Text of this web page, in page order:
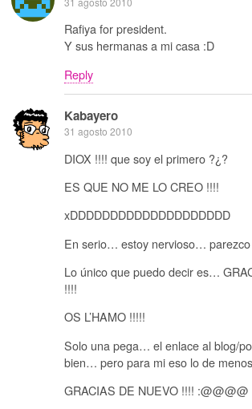
Rafiya for president.
Y sus hermanas a mi casa :D
Reply
Kabayero
31 agosto 2010
DIOX !!!! que soy el primero ?¿?
ES QUE NO ME LO CREO !!!!
xDDDDDDDDDDDDDDDDDDDD
En serio… estoy nervioso… parezco
Lo único que puedo decir es…
!!!!
OS L’HAMO !!!!!
Solo una pega… el enlace al blog/
bien… pero para mi eso lo de
GRACIAS DE NUEVO !!!! :@@@@